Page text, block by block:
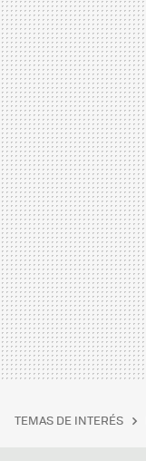
TEMAS DE INTERÉS